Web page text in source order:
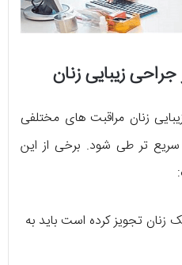
زیبایی زنان
زنان مراقبت های مختلفی
سریع تر طی شود. برخی از این
زنان تجویز کرده است باید به